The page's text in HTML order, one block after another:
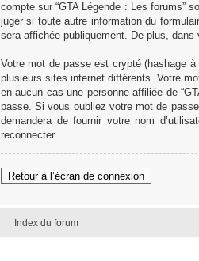
compte sur “GTA Légende : Les forums”
juger si toute autre information du
sera affichée publiquement. De plus, dans
Votre mot de passe est crypté (hashage
plusieurs sites internet différents. Votre
en aucun cas une personne affiliée de
passe. Si vous oubliez votre mot de
demandera de fournir votre nom
reconnecter.
Retour à l’écran de connexion
Index du forum